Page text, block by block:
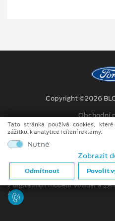
Copyright ©2026
Obchodní
Ochrana
Prohlášení o zpracování
Při tvorbě videí a obrázků na
tradičních fotografií či videí,
z digitálních modelů vozidel a
AI).
Tato stránka používá cookies,
zážitku, k analytice i cílení reklamy.
Nutné
Zobrazit
Odmítnout Povolit